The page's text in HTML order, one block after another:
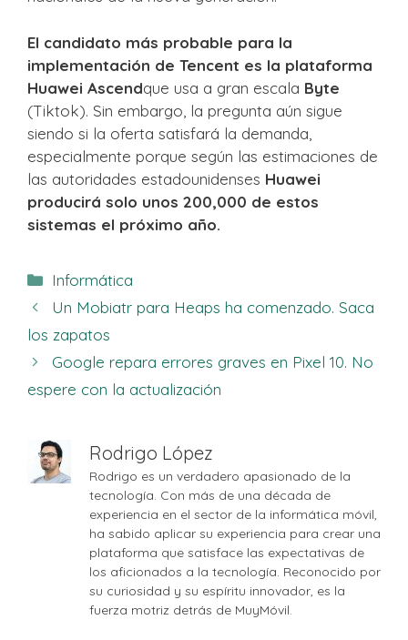
El candidato más probable para la
implementación de Tencent es la plataforma
Huawei Ascendque usa a gran escala Byte
(Tiktok). Sin embargo, la pregunta aún sigue
siendo si la oferta satisfará la demanda,
especialmente porque según las estimaciones de
las autoridades estadounidenses Huawei
producirá solo unos 200,000 de estos
sistemas el próximo año.
Categorías
Informática
Un Mobiatr para Heaps ha comenzado. Saca
los zapatos
Google repara errores graves en Pixel 10. No
espere con la actualización
Rodrigo López
Rodrigo es un verdadero apasionado de la
tecnología. Con más de una década de
experiencia en el sector de la informática móvil,
ha sabido aplicar su experiencia para crear una
plataforma que satisface las expectativas de
los aficionados a la tecnología. Reconocido por
su curiosidad y su espíritu innovador, es la
fuerza motriz detrás de MuyMóvil.